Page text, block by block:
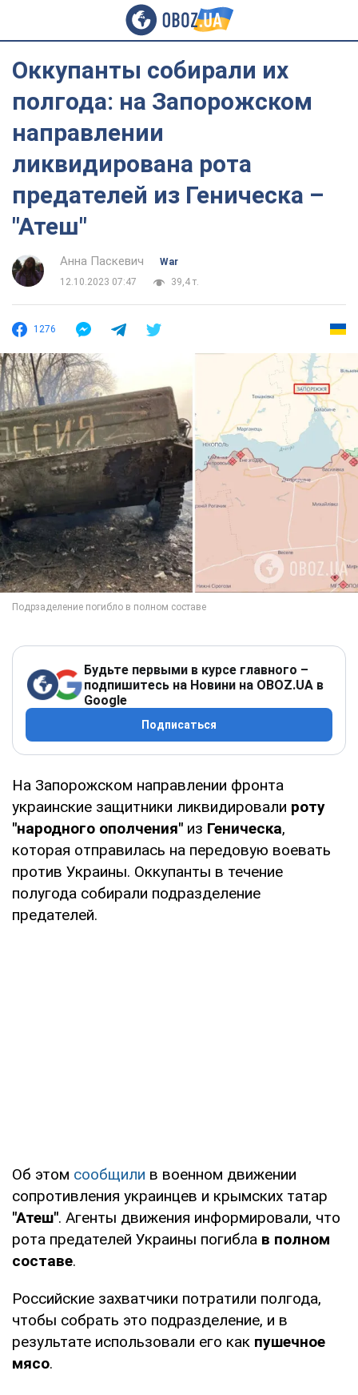
Оккупанты собирали их
полгода: на Запорожском
направлении
ликвидирована рота
предателей из Геническа –
"Атеш"
Анна Паскевич
War
12.10.2023 07:47
39,4 т.
1276
Будьте первыми в курсе главного –
подпишитесь на Новини на OBOZ.UA в
Google
Подписаться
На Запорожском направлении фронта
украинские защитники ликвидировали роту
"народного ополчения" из Геническа,
которая отправилась на передовую воевать
против Украины. Оккупанты в течение
полугода собирали подразделение
предателей.
Об этом сообщили в военном движении
сопротивления украинцев и крымских татар
"Атеш". Агенты движения информировали, что
рота предателей Украины погибла в полном
составе.
Российские захватчики потратили полгода,
чтобы собрать это подразделение, и в
результате использовали его как пушечное
мясо.